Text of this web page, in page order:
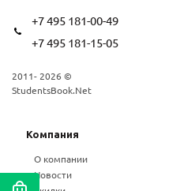
+7 495 181-00-49
+7 495 181-15-05
2011- 2026 ©
StudentsBook.Net
Компания
О компании
Новости